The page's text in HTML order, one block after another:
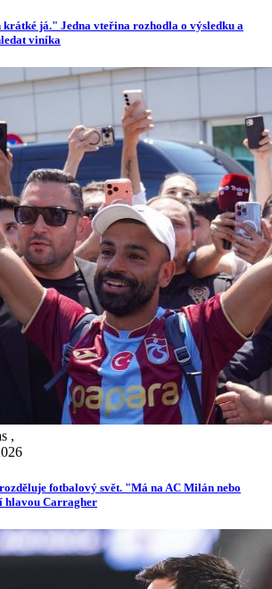
já." Jedna vteřina rozhodla o výsledku a
viníka
,
fotbalový svět. "Má na AC Milán nebo
hlavou Carragher